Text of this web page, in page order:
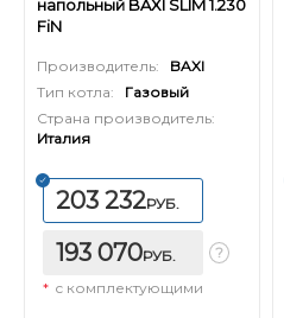
напольный BAXI SLIM 1.230
FiN
Производитель:
BAXI
Тип котла:
Газовый
Страна производитель:
Италия
203 232РУБ.
193 070РУБ.
* с комплектующими